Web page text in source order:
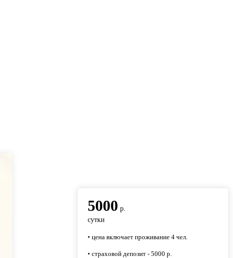
5000 р.
сутки
• цена включает проживание 4 чел.
• страховой депозит - 5000 р.